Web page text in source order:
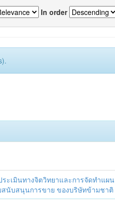
In order
ะเมินทางจิตวิทยาและการจัดทำแผน
นับสนุนการขาย ของบริษัทข้ามชาติ